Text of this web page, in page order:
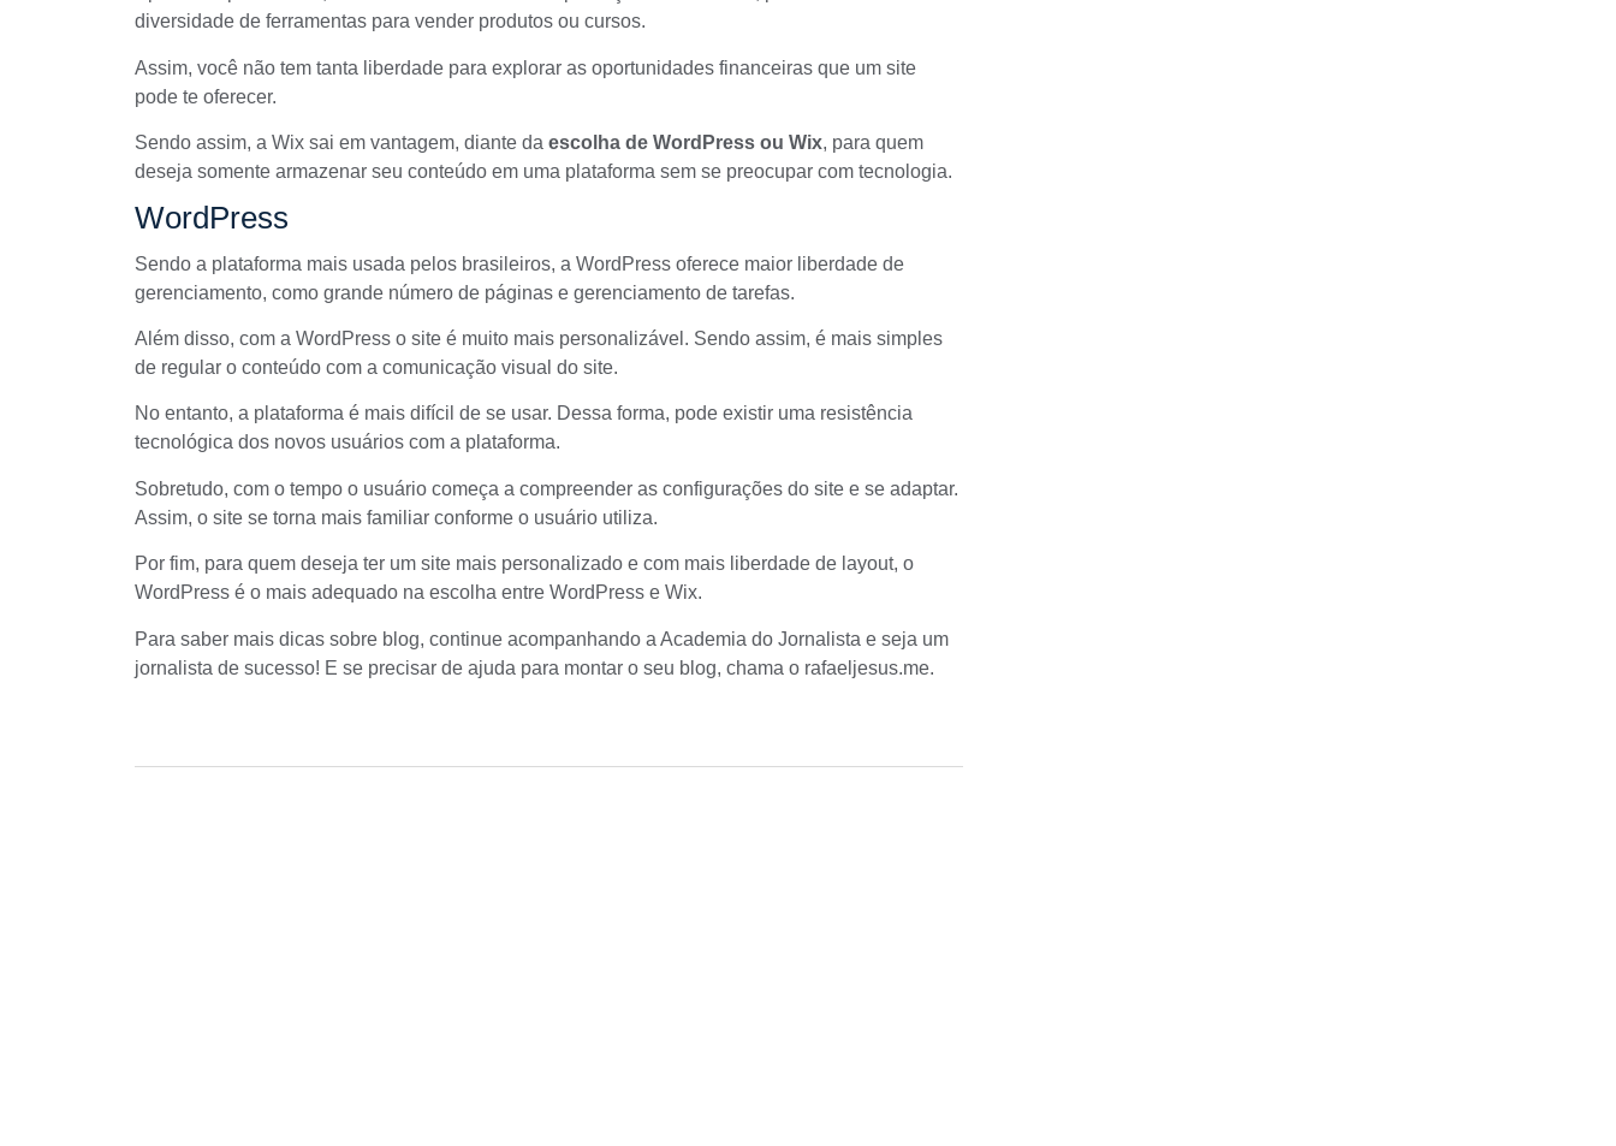
diversidade de ferramentas para vender produtos ou cursos.
Assim, você não tem tanta liberdade para explorar as oportunidades financeiras que um site
pode te oferecer.
Sendo assim, a Wix sai em vantagem, diante da escolha de WordPress ou Wix, para quem
deseja somente armazenar seu conteúdo em uma plataforma sem se preocupar com tecnologia.
WordPress
Sendo a plataforma mais usada pelos brasileiros, a WordPress oferece maior liberdade de
gerenciamento, como grande número de páginas e gerenciamento de tarefas.
Além disso, com a WordPress o site é muito mais personalizável. Sendo assim, é mais simples
de regular o conteúdo com a comunicação visual do site.
No entanto, a plataforma é mais difícil de se usar. Dessa forma, pode existir uma resistência
tecnológica dos novos usuários com a plataforma.
Sobretudo, com o tempo o usuário começa a compreender as configurações do site e se adaptar.
Assim, o site se torna mais familiar conforme o usuário utiliza.
Por fim, para quem deseja ter um site mais personalizado e com mais liberdade de layout, o
WordPress é o mais adequado na escolha entre WordPress e Wix.
Para saber mais dicas sobre blog, continue acompanhando a Academia do Jornalista e seja um
jornalista de sucesso! E se precisar de ajuda para montar o seu blog, chama o rafaeljesus.me.